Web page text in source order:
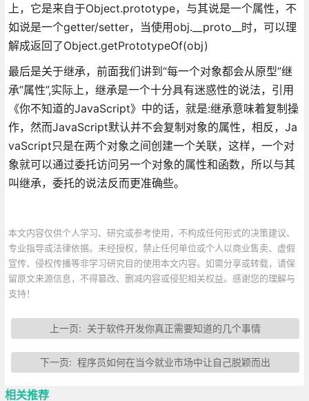
上，它是来自于Object.prototype，与其说是一个属性，不
如说是一个getter/setter，当使用obj.__proto__时，可以理
解成返回了Object.getPrototypeOf(obj)
最后是关于继承，前面我们讲到“每一个对象都会从原型”继
承”属性”,实际上，继承是一个十分具有迷惑性的说法，引用
《你不知道的JavaScript》中的话，就是:继承意味着复制操
作，然而JavaScript默认并不会复制对象的属性，相反，Ja
vaScript只是在两个对象之间创建一个关联，这样，一个对
象就可以通过委托访问另一个对象的属性和函数，所以与其
叫继承，委托的说法反而更准确些。
本文内容仅供个人学习、研究或参考使用，不构成任何形式的决策建议、
专业指导或法律依据。未经授权，禁止任何单位或个人以商业售卖、虚假
宣传、侵权传播等非学习研究目的使用本文内容。如需分享或转载，请保
留原文来源信息，不得篡改、删减内容或侵犯相关权益。感谢您的理解与
支持！
上一页: 关于软件开发你真正需要知道的几个事情
下一页: 程序员如何在当今就业市场中让自己脱颖而出
相关推荐